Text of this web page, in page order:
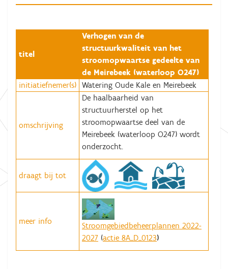
titel
Verhogen van de
structuurkwaliteit van het
stroomopwaartse gedeelte van
de Meirebeek (waterloop O247)
initiatiefnemer(s) Watering Oude Kale en Meirebeek
omschrijving
De haalbaarheid van
structuurherstel op het
stroomopwaartse deel van de
Meirebeek (waterloop O247) wordt
onderzocht.
draagt bij tot
meer info
Stroomgebiedbeheerplannen 2022-
2027 (actie 8A_D_0123)